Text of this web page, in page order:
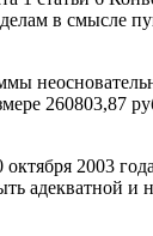
в смысле
260803,87
2003
адекватной и